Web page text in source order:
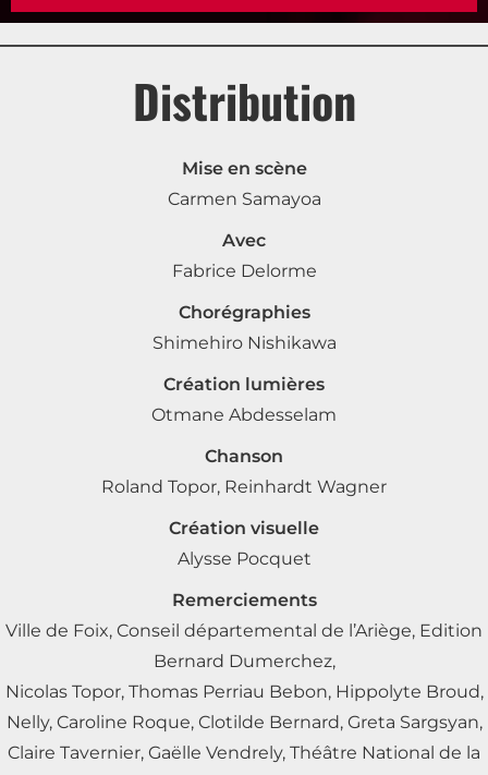
Distribution
Mise en scène
Carmen Samayoa
Avec
Fabrice Delorme
Chorégraphies
Shimehiro Nishikawa
Création lumières
Otmane Abdesselam
Chanson
Roland Topor, Reinhardt Wagner
Création visuelle
Alysse Pocquet
Remerciements
Ville de Foix, Conseil départemental de l’Ariège, Edition
Bernard Dumerchez,
Nicolas Topor, Thomas Perriau Bebon, Hippolyte Broud,
Nelly, Caroline Roque, Clotilde Bernard, Greta Sargsyan,
Claire Tavernier, Gaëlle Vendrely, Théâtre National de la